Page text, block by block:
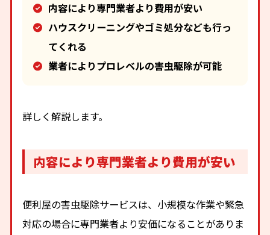
内容により専門業者より費用が安い
ハウスクリーニングやゴミ処分なども行っ
てくれる
業者によりプロレベルの害虫駆除が可能
詳しく解説します。
内容により専門業者より費用が安い
便利屋の害虫駆除サービスは、小規模な作業や緊急
対応の場合に専門業者より安価になることがありま